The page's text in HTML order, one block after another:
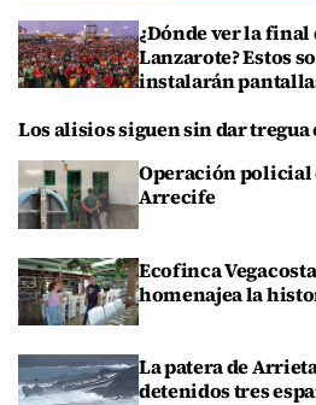
¿Dónde ver la
Lanzarote? Estos
instalarán
Los alisios siguen sin dar tregua
Operación policial
Arrecife
Ecofinca
homenajea la
La patera de
detenidos tres